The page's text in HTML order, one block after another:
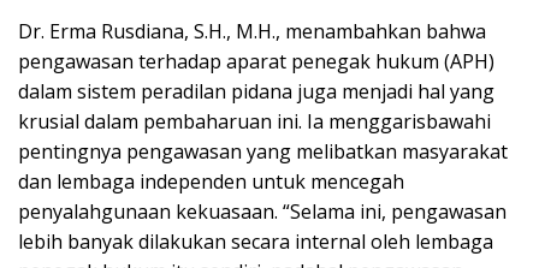
Dr. Erma Rusdiana, S.H., M.H., menambahkan bahwa
pengawasan terhadap aparat penegak hukum (APH)
dalam sistem peradilan pidana juga menjadi hal yang
krusial dalam pembaharuan ini. Ia menggarisbawahi
pentingnya pengawasan yang melibatkan masyarakat
dan lembaga independen untuk mencegah
penyalahgunaan kekuasaan. “Selama ini, pengawasan
lebih banyak dilakukan secara internal oleh lembaga